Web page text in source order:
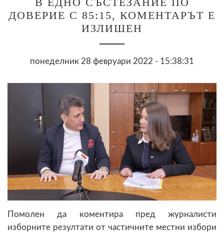
ДОВЕРИЕ С 85:15, КОМЕНТАРЪТ Е
ИЗЛИШЕН
понеделник 28 февруари 2022 - 15:38:31
Помолен да коментира пред журналисти
изборните резултати от частичните местни избори